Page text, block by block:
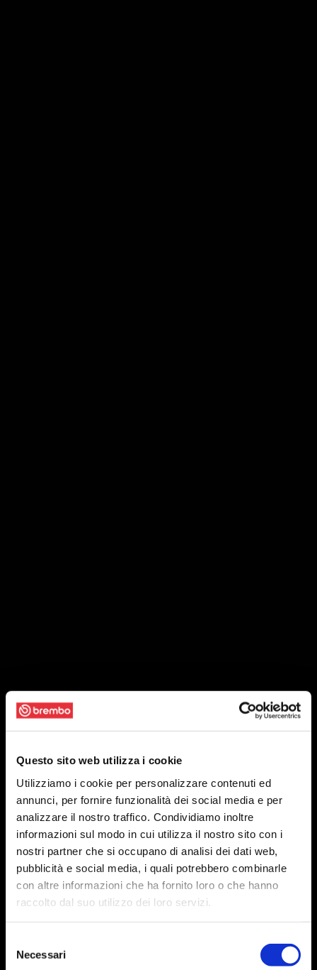
Questo sito web utilizza i cookie
Utilizziamo i cookie per personalizzare contenuti ed
annunci, per fornire funzionalità dei social media e per
analizzare il nostro traffico. Condividiamo inoltre
informazioni sul modo in cui utilizza il nostro sito con i
nostri partner che si occupano di analisi dei dati web,
pubblicità e social media, i quali potrebbero combinarle
con altre informazioni che ha fornito loro o che hanno
raccolto dal suo utilizzo dei loro servizi.
delNecessari